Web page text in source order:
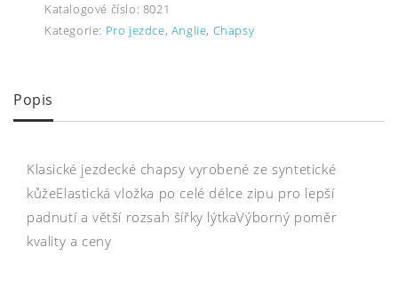
Katalogové číslo: 8021
Kategorie: Pro jezdce, Anglie, Chapsy
Popis
Klasické jezdecké chapsy vyrobené ze syntetické
kůžeElastická vložka po celé délce zipu pro lepší
padnutí a větší rozsah šířky lýtkaVýborný poměr
kvality a ceny